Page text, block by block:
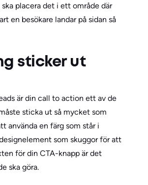
placera det i ett område där
en besökare landar på sidan så
sticker ut
är din call to action ett av de
sticka ut så mycket som
använda en färg som står i
som skuggor för att
för din CTA-knapp är det
ska göra.